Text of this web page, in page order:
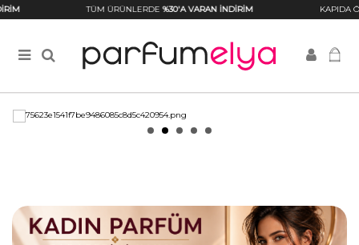
TÜM ÜRÜNLERDE%30'A VARAN İNDİRİM KAPIDA